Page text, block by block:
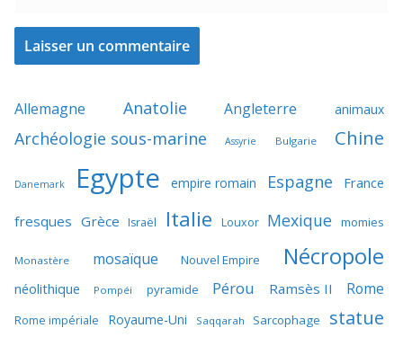
Allemagne Anatolie Angleterre animaux
Archéologie sous-marine Assyrie Bulgarie Chine
Danemark Egypte empire romain Espagne France
fresques Grèce Israël Italie Louxor Mexique momies
Monastère mosaïque Nouvel Empire Nécropole
néolithique Pompéi pyramide Pérou Ramsès II Rome
Rome impériale Royaume-Uni Saqqarah Sarcophage statue